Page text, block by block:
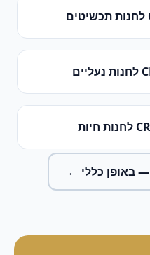
לחנות תכשיטים
לחנות נעליים
לחנות חיות
— באופן כללי ←